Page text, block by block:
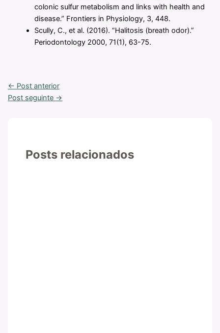
colonic sulfur metabolism and links with health and
disease.” Frontiers in Physiology, 3, 448.
Scully, C., et al. (2016). “Halitosis (breath odor).”
Periodontology 2000, 71(1), 63-75.
← Post anterior
Post seguinte →
Posts relacionados